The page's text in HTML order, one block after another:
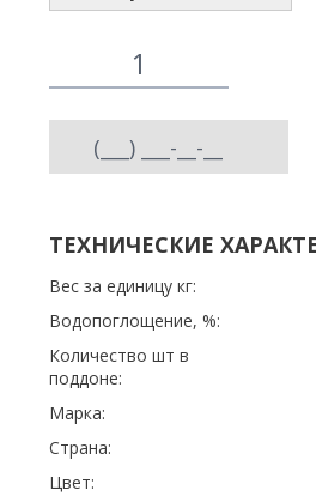
ТЕХНИЧЕСКИЕ
Вес за единицу кг:
Водопоглощение, %:
Количество шт в
поддоне:
Марка:
Страна:
Цвет: